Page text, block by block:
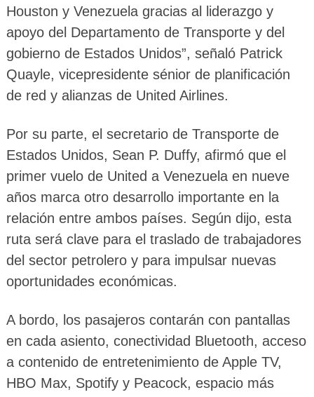
Houston y Venezuela gracias al liderazgo y
apoyo del Departamento de Transporte y del
gobierno de Estados Unidos”, señaló Patrick
Quayle, vicepresidente sénior de planificación
de red y alianzas de United Airlines.
Por su parte, el secretario de Transporte de
Estados Unidos, Sean P. Duffy, afirmó que el
primer vuelo de United a Venezuela en nueve
años marca otro desarrollo importante en la
relación entre ambos países. Según dijo, esta
ruta será clave para el traslado de trabajadores
del sector petrolero y para impulsar nuevas
oportunidades económicas.
A bordo, los pasajeros contarán con pantallas
en cada asiento, conectividad Bluetooth, acceso
a contenido de entretenimiento de Apple TV,
HBO Max, Spotify y Peacock, espacio más